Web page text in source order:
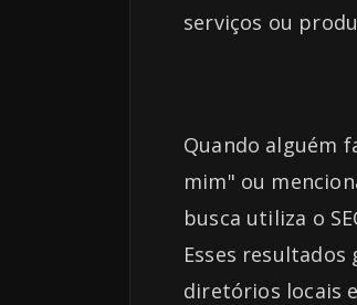
serviços ou
Quando alguém
mim" ou
busca utiliza o
Esses
diretórios locais